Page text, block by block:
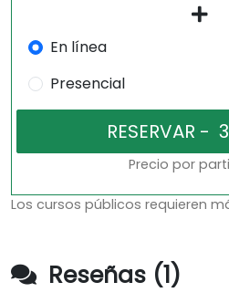
En línea
Presencial
Precio por
Los cursos públicos requieren
Reseñas (1)